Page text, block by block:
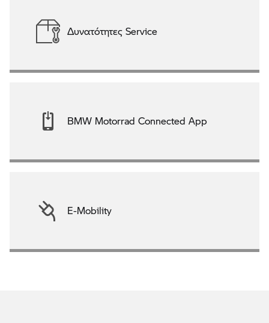
Δυνατότητες Service
BMW Motorrad Connected App
E-Mobility